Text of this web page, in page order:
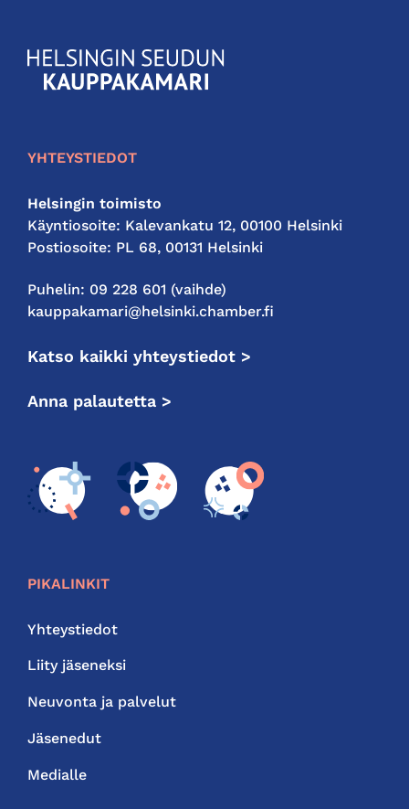
KauppakamariHelsingin
seudun
YHTEYSTIEDOT
Helsingin toimisto
Käyntiosoite: Kalevankatu 12, 00100 Helsinki
Postiosoite: PL 68, 00131 Helsinki
Puhelin: 09 228 601 (vaihde)
kauppakamari@helsinki.chamber.fi
Katso kaikki yhteystiedot >
Anna palautetta >
PIKALINKIT
Yhteystiedot
Liity jäseneksi
Neuvonta ja palvelut
Jäsenedut
Medialle